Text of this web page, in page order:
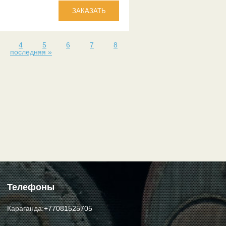
4 5 6 7
8
последняя »
Телефоны
Караганда:+77081525705